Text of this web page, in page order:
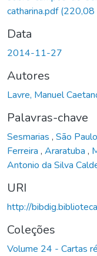
catharina.pdf(220,08
Data
2014-11-27
Autores
Lavre, Manuel
Palavras-chave
Sesmarias , São Paulo
Ferreira , Araratuba ,
Antonio da Silva
URI
http://
Coleções
Volume 24 - Cartas